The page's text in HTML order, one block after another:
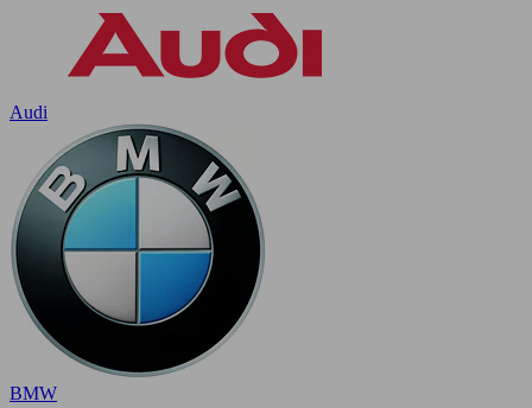
Audi
BMW